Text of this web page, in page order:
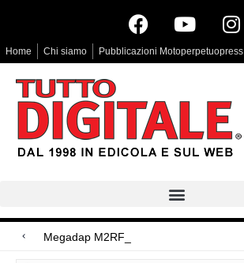
Home Chi siamo Pubblicazioni Motoperpetuopress
Megadap M2RF, il primo adattato
Arri Rental, evoluzioni in arrivo